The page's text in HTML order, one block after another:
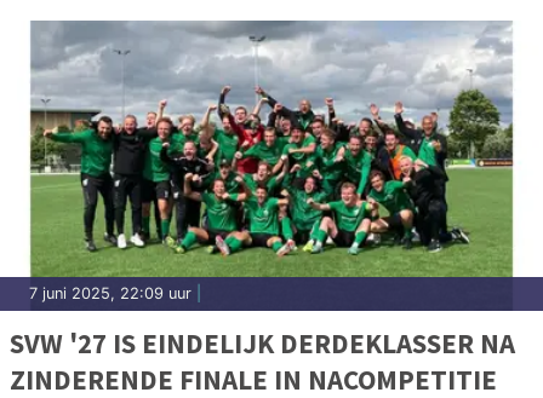
7 juni 2025, 22:09 uur
SVW '27 IS EINDELIJK DERDEKLASSER NA
ZINDERENDE FINALE IN NACOMPETITIE